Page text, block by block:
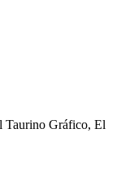
Taurino Gráfico, El